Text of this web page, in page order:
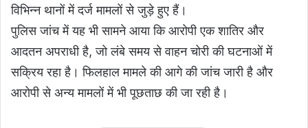
विभिन्न थानों में दर्ज मामलों से जुड़े हुए हैं।
पुलिस जांच में यह भी सामने आया कि आरोपी एक शातिर और
आदतन अपराधी है, जो लंबे समय से वाहन चोरी की घटनाओं में
सक्रिय रहा है। फिलहाल मामले की आगे की जांच जारी है और
आरोपी से अन्य मामलों में भी पूछताछ की जा रही है।